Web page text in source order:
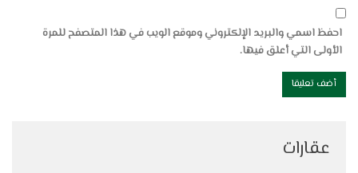
احفظ اسمي والبريد الإلكتروني وموقع الويب في هذا المتصفح للمرة
الأولى التي أعلق فيها.
عقارات